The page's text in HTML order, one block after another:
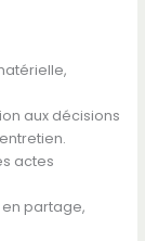
aux décisions
actes
partage,